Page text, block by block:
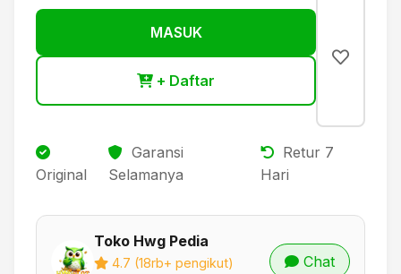
MASUK
+ Daftar
Original
Garansi
Selamanya
Retur 7
Hari
Toko Hwg Pedia
4.7 (18rb+ pengikut)
Chat